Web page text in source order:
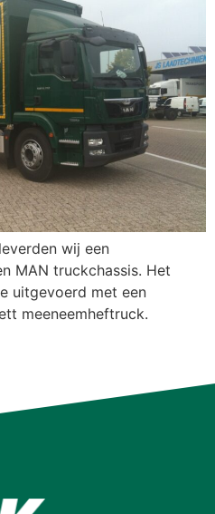
wij een
MAN truckchassis. Het
uitgevoerd met een
meeneemheftruck.